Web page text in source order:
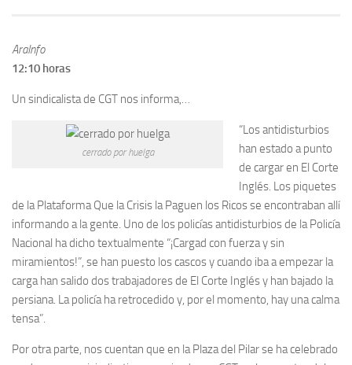
AraInfo
12:10 horas
Un sindicalista de CGT nos informa,…
cerrado por huelga
“Los antidisturbios
han estado a punto
de cargar en El Corte
Inglés. Los piquetes
de la Plataforma Que la Crisis la Paguen los Ricos se encontraban allí
informando a la gente. Uno de los policías antidisturbios de la Policía
Nacional ha dicho textualmente “¡Cargad con fuerza y sin
miramientos!”, se han puesto los cascos y cuando iba a empezar la
carga han salido dos trabajadores de El Corte Inglés y han bajado la
persiana. La policía ha retrocedido y, por el momento, hay una calma
tensa”.
Por otra parte, nos cuentan que en la Plaza del Pilar se ha celebrado